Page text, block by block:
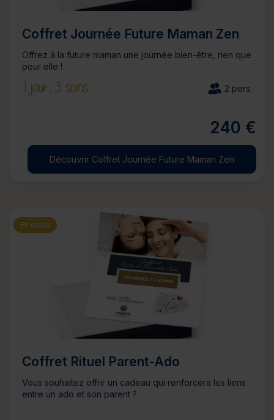
Coffret Journée Future Maman Zen
Offrez à la future maman une journée bien-être, rien que
pour elle !
1 jour, 3 soins 2 pers.
240 €
Découvrir Coffret Journée Future Maman Zen
En exclu
Coffret Rituel Parent-Ado
Vous souhaitez offrir un cadeau qui renforcera les liens
entre un ado et son parent ?